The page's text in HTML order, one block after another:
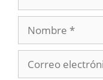
Nombre
electrónico